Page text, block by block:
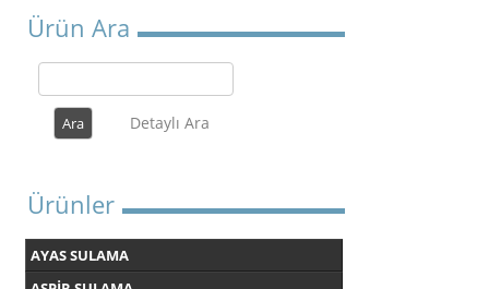
Ürün Ara
Detaylı Ara
Ürünler
AYAS SULAMA